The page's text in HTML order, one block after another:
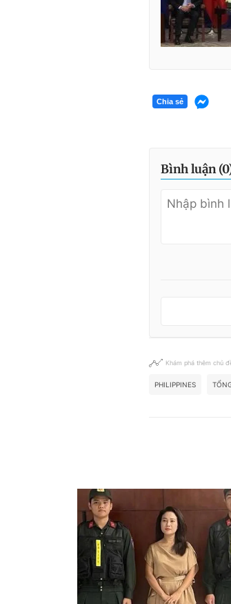
Chia sẻ
Bình luận (0
Khám phá thêm chủ
PHILIPPINES